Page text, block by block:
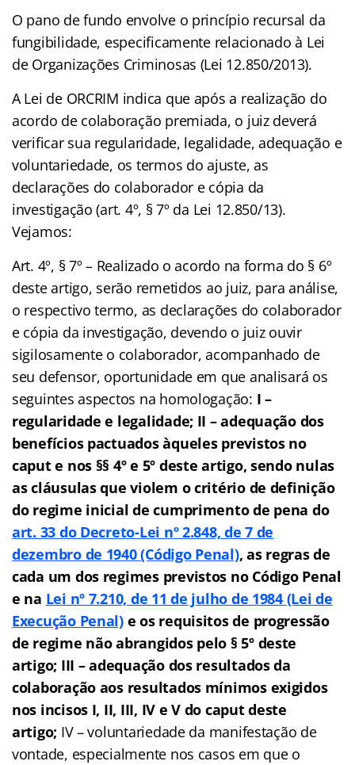
O pano de fundo envolve o princípio recursal da
fungibilidade, especificamente relacionado à Lei
de Organizações Criminosas (Lei 12.850/2013).
A Lei de ORCRIM indica que após a realização do
acordo de colaboração premiada, o juiz deverá
verificar sua regularidade, legalidade, adequação e
voluntariedade, os termos do ajuste, as
declarações do colaborador e cópia da
investigação (art. 4º, § 7º da Lei 12.850/13).
Vejamos:
Art. 4º, § 7º – Realizado o acordo na forma do § 6º
deste artigo, serão remetidos ao juiz, para análise,
o respectivo termo, as declarações do colaborador
e cópia da investigação, devendo o juiz ouvir
sigilosamente o colaborador, acompanhado de
seu defensor, oportunidade em que analisará os
seguintes aspectos na homologação: I –
regularidade e legalidade; II – adequação dos
benefícios pactuados àqueles previstos no
caput e nos §§ 4º e 5º deste artigo, sendo nulas
as cláusulas que violem o critério de definição
do regime inicial de cumprimento de pena do
art. 33 do Decreto-Lei nº 2.848, de 7 de
dezembro de 1940 (Código Penal), as regras de
cada um dos regimes previstos no Código Penal
e na Lei nº 7.210, de 11 de julho de 1984 (Lei de
Execução Penal)e os requisitos de progressão
de regime não abrangidos pelo § 5º deste
artigo; III – adequação dos resultados da
colaboração aos resultados mínimos exigidos
nos incisos I, II, III, IV e V do caput deste
artigo; IV – voluntariedade da manifestação de
vontade, especialmente nos casos em que o